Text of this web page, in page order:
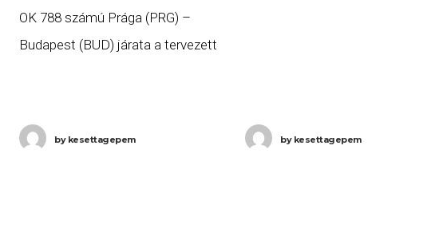
OK 788 számú Prága (PRG) –
Budapest (BUD) járata a tervezett
Budapestre, majd az OK 789 számú
Budapest
bykesettagepem bykesettagepem